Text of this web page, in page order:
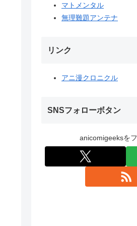
マトメンタル
無理難題アンテナ
リンク
アニ漫クロニクル
SNSフォローボタン
anicomigeeksを